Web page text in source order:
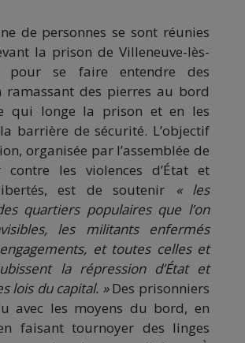
de personnes se sont réunies
la prison de Villeneuve-lès-
pour se faire entendre des
ramassant des pierres au bord
qui longe la prison et en les
barrière de sécurité. L’objectif
organisée par l’assemblée de
contre les violences d’État et
est de soutenir
« les
quartiers populaires que l’on
les militants enfermés
et toutes celles et
la répression d’État et
lois du capital. »Des prisonniers
avec les moyens du bord, en
faisant tournoyer des linges